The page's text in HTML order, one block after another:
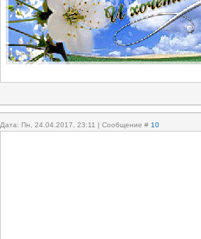
Дата: Пн, 24.04.2017, 23:11 | Сообщение # 10